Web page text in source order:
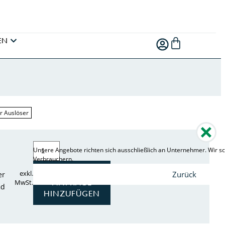
Auslöser
exkl.
MwSt.
ANFRAGE
HINZUFÜGEN
Unsere Angebote richten sich ausschließlich an Unternehmer. Wir
Verbrauchern.
Zurück